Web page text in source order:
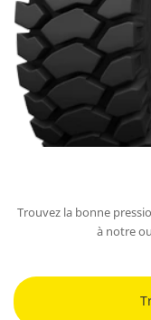
Trouvez la bonne
à notre